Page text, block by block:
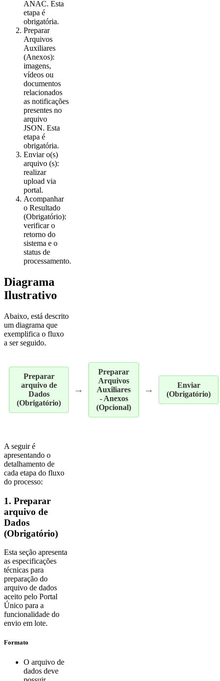
ANAC. Esta
etapa é
obrigatória.
Preparar
Arquivos
Auxiliares
(Anexos):
imagens,
vídeos ou
documentos
relacionados
as notificações
presentes no
arquivo
JSON. Esta
etapa é
obrigatória.
Enviar o(s)
arquivo (s):
realizar
upload via
portal.
Acompanhar
o Resultado
(Obrigatório):
verificar o
retorno do
sistema e o
status de
processamento.
Diagrama
Ilustrativo
Abaixo, está descrito
um diagrama que
exemplifica o fluxo
a ser seguido.
Preparar
arquivo de
Dados
(Obrigatório)
→
Preparar
Arquivos
Auxiliares
- Anexos
(Opcional)
→
Enviar
(Obrigatório)
A seguir é
apresentando o
detalhamento de
cada etapa do fluxo
do processo:
1. Preparar
arquivo de
Dados
(Obrigatório)
Esta seção apresenta
as especificações
técnicas para
preparação do
arquivo de dados
aceito pelo Portal
Único para a
funcionalidade do
envio em lote.
Formato
O arquivo de
dados deve